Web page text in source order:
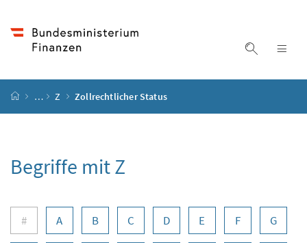
Suche
Startseite
… Z Zollrechtlicher Status
Begriffe mit Z
Buchstabennavigation
# A B C D E F G